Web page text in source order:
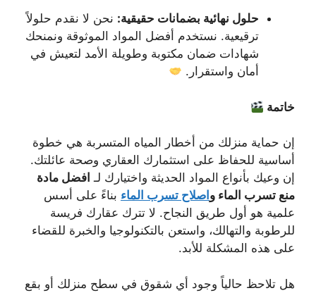
حلول نهائية بضمانات حقيقية: نحن لا نقدم حلولاً
ترقيعية. نستخدم أفضل المواد الموثوقة ونمنحك
شهادات ضمان مكتوبة وطويلة الأمد لتعيش في
أمان واستقرار.
خاتمة
إن حماية منزلك من أخطار المياه المتسربة هي خطوة
أساسية للحفاظ على استثمارك العقاري وصحة عائلتك.
إن وعيك بأنواع المواد الحديثة واختيارك لـ افضل مادة
منع تسرب الماء و اصلاح تسرب الماء بناءً على أسس
علمية هو أول طريق النجاح. لا تترك عقارك فريسة
للرطوبة والتهالك، واستعن بالتكنولوجيا والخبرة للقضاء
على هذه المشكلة للأبد.
هل تلاحظ حالياً وجود أي شقوق في سطح منزلك أو بقع